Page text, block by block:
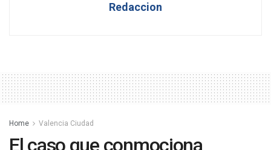
Redaccion
Home Valencia Ciudad
El caso que conmociona